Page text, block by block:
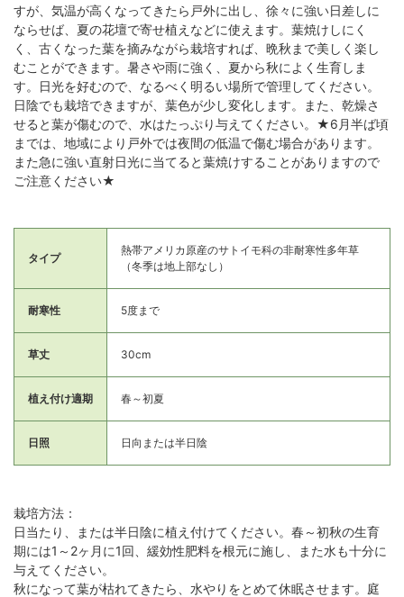
すが、気温が高くなってきたら戸外に出し、徐々に強い日差しに
ならせば、夏の花壇で寄せ植えなどに使えます。葉焼けしにく
く、古くなった葉を摘みながら栽培すれば、晩秋まで美しく楽し
むことができます。暑さや雨に強く、夏から秋によく生育しま
す。日光を好むので、なるべく明るい場所で管理してください。
日陰でも栽培できますが、葉色が少し変化します。また、乾燥さ
せると葉が傷むので、水はたっぷり与えてください。★6月半ば頃
までは、地域により戸外では夜間の低温で傷む場合があります。
また急に強い直射日光に当てると葉焼けすることがありますので
ご注意ください★
タイプ
熱帯アメリカ原産のサトイモ科の非耐寒性多年草
（冬季は地上部なし）
耐寒性 5度まで
草丈 30cm
植え付け適期 春～初夏
日照 日向または半日陰
栽培方法：
日当たり、または半日陰に植え付けてください。春～初秋の生育
期には1～2ヶ月に1回、緩効性肥料を根元に施し、また水も十分に
与えてください。
秋になって葉が枯れてきたら、水やりをとめて休眠させます。庭